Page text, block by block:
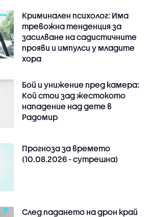
Криминален психолог: Има
тревожна тенденция за
засилване на садистичните
прояви и импулси у младите
хора
Бой и унижение пред камера:
Кой стои зад жестокото
нападение над дете в
Радомир
Прогноза за времето
(10.08.2026 - сутрешна)
След падането на дрон край